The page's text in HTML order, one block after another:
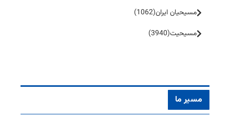
مسیحیان ایران(1062)
مسیحیت(3940)
مسیر ما